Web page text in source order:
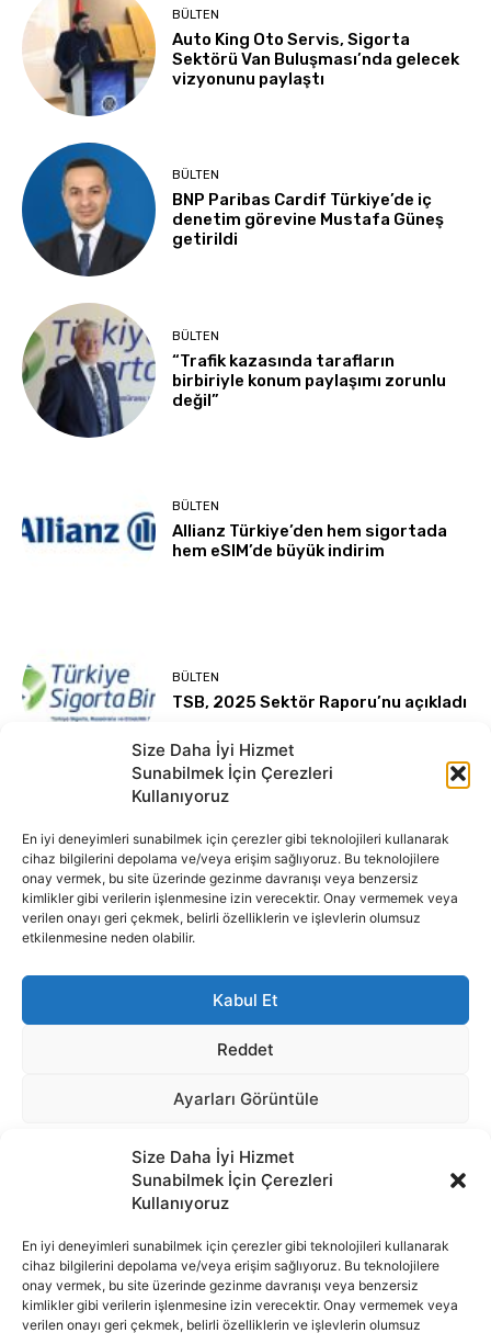
Size Daha İyi Hizmet
Sunabilmek İçin Çerezleri
Kullanıyoruz
En iyi deneyimleri sunabilmek için çerezler gibi teknolojileri kullanarak
cihaz bilgilerini depolama ve/veya erişim sağlıyoruz. Bu teknolojilere
onay vermek, bu site üzerinde gezinme davranışı veya benzersiz
kimlikler gibi verilerin işlenmesine izin verecektir. Onay vermemek veya
verilen onayı geri çekmek, belirli özelliklerin ve işlevlerin olumsuz
İnternet portalımızda yer alan tüm haber metini, resim ve benzeri
içeriğin hakları Sigortamedya Yayıncılık A.Ş.'ye aittir. Hiçbir şekilde